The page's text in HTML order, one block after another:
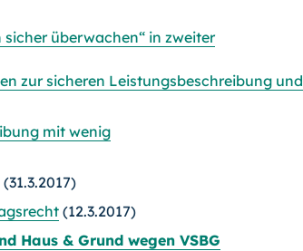
überwachen“ in zweiter
zur sicheren Leistungsbeschreibung und
mit wenig
(31.3.2017)
(12.3.2017)
Haus & Grund wegen VSBG